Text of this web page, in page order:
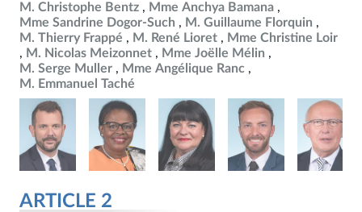
M. Christophe Bentz
Mme Anchya Bamana
Mme Sandrine Dogor-Such
M. Guillaume Florquin
M. Thierry Frappé
M. René Lioret
Mme Christine Loir
M. Nicolas Meizonnet
Mme Joëlle Mélin
M. Serge Muller
Mme Angélique Ranc
M. Emmanuel Taché
ARTICLE 2